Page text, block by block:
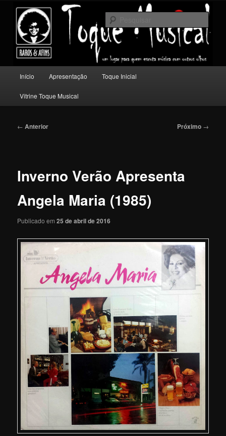
conteúdo
principalToque Musical
Um lugar para quem escuta música com outros olhos.
principal
Início Apresentação Toque Inicial
Vitrine Toque Musical
Navegação
← Anterior Próximo →
Inverno Verão Apresenta
Angela Maria (1985)
Publicado em25 de abril de 2016